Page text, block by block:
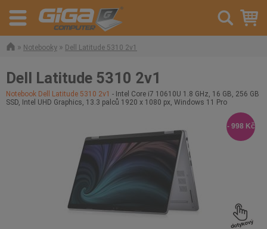
» Notebooky » Dell Latitude 5310 2v1
Dell Latitude 5310 2v1
Notebook Dell Latitude 5310 2v1 - Intel Core i7 10610U 1.8 GHz, 16 GB, 256 GB
SSD, Intel UHD Graphics, 13.3 palců 1920 x 1080 px, Windows 11 Pro
- 998 Kč